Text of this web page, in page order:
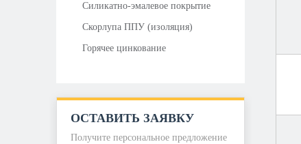
Силикатно-эмалевое покрытие
Скорлупа ППУ (изоляция)
Горячее цинкование
ОСТАВИТЬ ЗАЯВКУ
Получите персональное предложение